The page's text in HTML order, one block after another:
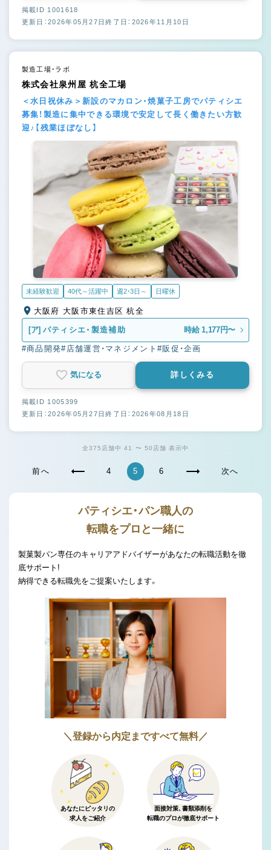
掲載ID 1001618
更新日：2026年05月27日終了日：2026年11月10日
製造工場・ラボ
株式会社泉州屋 杭全工場
＜水日祝休み＞新設のマカロン・焼菓子工房でパティシエ
募集！製造に集中できる環境で安定して長く働きたい方歓
迎♪【残業ほぼなし】
未経験歓迎 40代～活躍中 週2・3日～ 日曜休
大阪府 大阪市東住吉区 杭全
[ア] パティシエ・製造補助 時給 1,177円〜
#商品開発#店舗運営・マネジメント #販促・企画
気になる 詳しくみる
掲載ID 1005399
更新日：2026年05月27日終了日：2026年08月18日
全375店舗中 41 〜 50店舗 表示中
前へ 4 5 6 次へ
パティシエ・パン職人の
転職をプロと一緒に
製菓製パン専任のキャリアアドバイザーがあなたの転職活動を徹
底サポート!
納得できる転職先をご提案いたします。
＼登録から内定まですべて無料／
あなたにピッタリの
求人をご紹介
面接対策、書類添削を
転職のプロが徹底サポート